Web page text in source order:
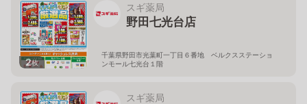
2枚
スギ薬局
野田七光台店
千葉県野田市光葉町一丁目６番地 ベルクスステーショ
ンモール七光台１階
スギ薬局